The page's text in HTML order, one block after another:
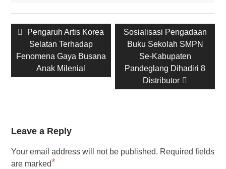
navigation
Previous
post:
Pengaruh Artis Korea
Selatan Terhadap
Fenomena Gaya Busana
Anak Milenial
Next
post:
Sosialisasi Pengadaan
Buku Sekolah SMPN
Se-Kabupaten
Pandeglang Dihadiri 8
Distributor
Leave a Reply
Your email address will not be published. Required fields
are marked*